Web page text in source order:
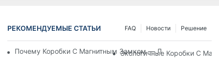
РЕКОМЕНДУЕМЫЕ СТАТЬИ Решение
Новости
FAQ
Почему Коробки С Магнитным Замком — Лучший Выбор
Экологичные Коробки С